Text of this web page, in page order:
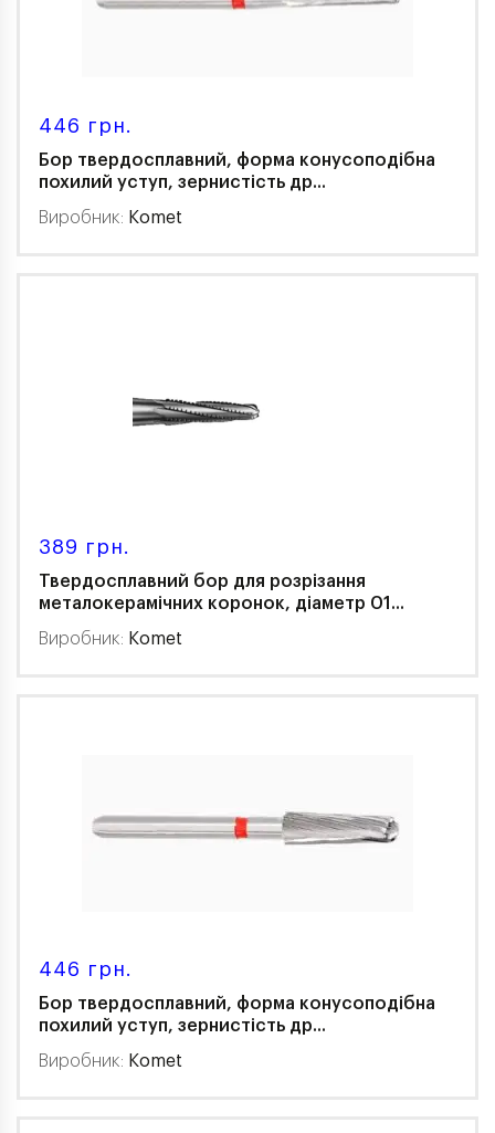
446 грн.
Бор твердосплавний, форма конусоподібна
похилий уступ, зернистість др...
Виробник: Komet
389 грн.
Твердосплавний бор для розрізання
металокерамічних коронок, діаметр 01...
Виробник: Komet
446 грн.
Бор твердосплавний, форма конусоподібна
похилий уступ, зернистість др...
Виробник: Komet